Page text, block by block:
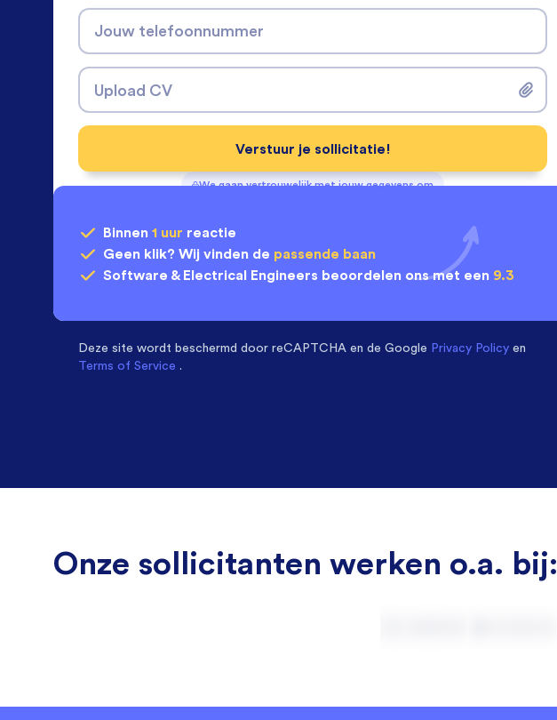
Jouw telefoonnummer
Upload CV
We gaan vertrouwelijk met jouw gegevens om
Verstuur je sollicitatie!
Binnen 1 uur reactie
Geen klik? Wij vinden de passende baan
Software & Electrical Engineers beoordelen ons met een 9.3
Deze site wordt beschermd door reCAPTCHA en de Google Privacy Policy en
Terms of Service .
Onze sollicitanten werken o.a. bij: